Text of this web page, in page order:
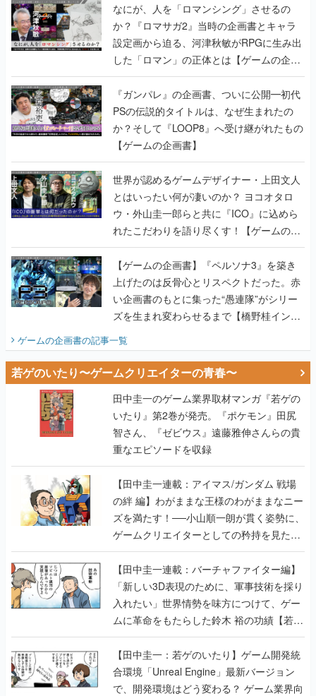
なにが、人を「ロマンシング」させるの
か？『ロマサガ2』当時の企画書とキャラ
設定画から迫る、河津秋敏がRPGに生み出
した「ロマン」の正体とは【ゲームの企画
書】
『ガンパレ』の企画書、ついに公開━初代
PSの伝説的タイトルは、なぜ生まれたの
か？そして『LOOP8』へ受け継がれたもの
【ゲームの企画書】
世界が認めるゲームデザイナー・上田文人
とはいったい何が凄いのか？ ヨコオタロ
ウ・外山圭一郎らと共に『ICO』に込めら
れたこだわりを語り尽くす！【ゲームの企
画書】
【ゲームの企画書】『ペルソナ3』を築き
上げたのは反骨心とリスペクトだった。赤
い企画書のもとに集った“愚連隊”がシリー
ズを生まれ変わらせるまで【橋野桂インタ
ゲームの企画書の記事一覧
若ゲのいたり〜ゲームクリエイターの青春〜
田中圭一のゲーム業界取材マンガ『若ゲの
いたり』第2巻が発売。『ポケモン』田尻
智さん、『ゼビウス』遠藤雅伸さんらの貴
重なエピソードを収録
【田中圭一連載：アイマス/ガンダム 戦場
の絆 編】わがままな王様のわがままなニー
ズを満たす！──小山順一朗が貫く姿勢に、
ゲームクリエイターとしての矜持を見た
【若ゲのいたり最終回】
【田中圭一連載：バーチャファイター編】
「新しい3D表現のために、軍事技術を採り
入れたい」世界情勢を味方につけて、ゲー
ムに革命をもたらした鈴木 裕の功績【若ゲ
のいたり】
【田中圭一：若ゲのいたり】ゲーム開発統
合環境「Unreal Engine」最新バージョン
で、開発環境はどう変わる？ ゲーム業界向